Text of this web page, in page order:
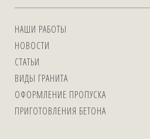
НАШИ РАБОТЫ
НОВОСТИ
СТАТЬИ
ВИДЫ ГРАНИТА
ОФОРМЛЕНИЕ ПРОПУСКА
ПРИГОТОВЛЕНИЯ БЕТОНА